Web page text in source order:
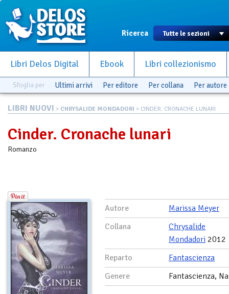
Ricerca
Libri Delos Digital Ebook Libri collezionismo
Sfoglia per Ultimi arrivi Per editore Per collana Per autore
LIBRI NUOVI > CHRYSALIDE MONDADORI > CINDER. CRONACHE LUNARI
Cinder. Cronache lunari
Romanzo
Autore
Marissa Meyer
Collana
Chrysalide
Mondadori 2012
Reparto
Fantascienza
Genere
Fantascienza,